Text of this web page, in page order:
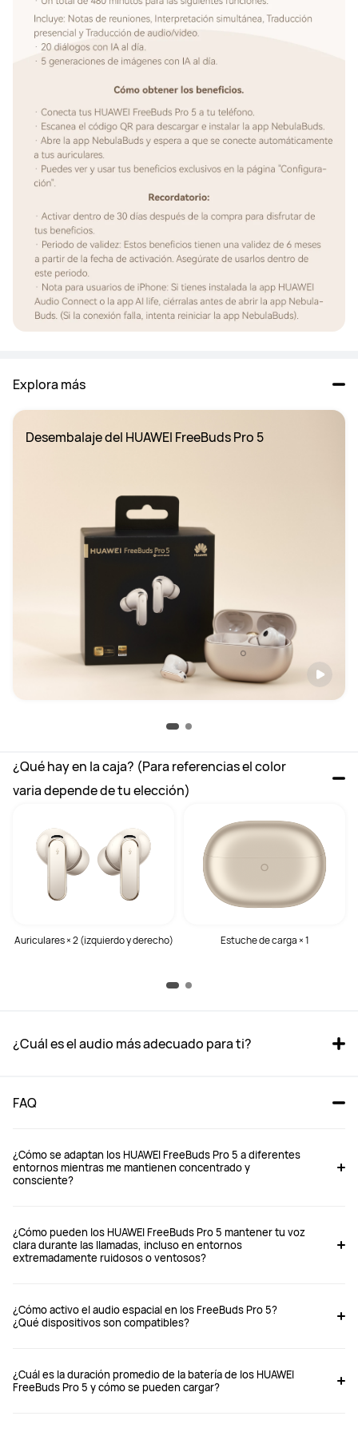
Explora más
Desembalaje del HUAWEI FreeBuds Pro 5
¿Qué hay en la caja? (Para referencias el color
varia depende de tu elección)
Auriculares × 2 (izquierdo y derecho) Estuche de carga × 1
¿Cuál es el audio más adecuado para ti?
Desde $ 169.990
$ 199.990
En oído
Desde $ 149.990
FAQ
¿Cómo se adaptan los HUAWEI FreeBuds Pro 5 a diferentes
entornos mientras me mantienen concentrado y
consciente?
¿Cómo pueden los HUAWEI FreeBuds Pro 5 mantener tu voz
clara durante las llamadas, incluso en entornos
extremadamente ruidosos o ventosos?
¿Cómo activo el audio espacial en los FreeBuds Pro 5?
¿Qué dispositivos son compatibles?
¿Cuál es la duración promedio de la batería de los HUAWEI
FreeBuds Pro 5 y cómo se pueden cargar?